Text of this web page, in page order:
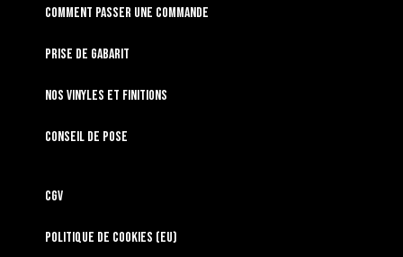
Comment passer une commande
Prise de gabarit
Nos vinyles et finitions
Conseil de pose
CGV
Politique de cookies (EU)